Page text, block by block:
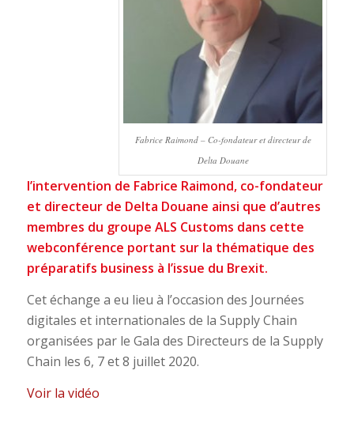
Fabrice Raimond – Co-fondateur et directeur de
Delta Douane
l’intervention de Fabrice Raimond, co-fondateur
et directeur de Delta Douane ainsi que d’autres
membres du groupe ALS Customs dans cette
webconférence portant sur la thématique des
préparatifs business à l’issue du Brexit.
Cet échange a eu lieu à l’occasion des Journées
digitales et internationales de la Supply Chain
organisées par le Gala des Directeurs de la Supply
Chain les 6, 7 et 8 juillet 2020.
Voir la vidéo